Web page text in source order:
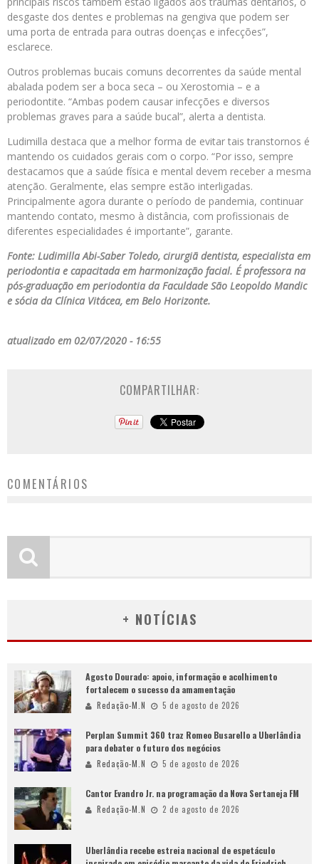
desgaste dos dentes e problemas na gengiva que podem ser
uma porta de entrada para outras doenças e infecções”,
esclarece.
Outros problemas bucais comuns decorrentes da saúde mental
abalada podem ser a boca seca – ou Xerostomia – e a
periodontite. “Ambas podem causar infecções e diversos
problemas graves para a saúde bucal”, alerta a dentista.
Ludimilla destaca que a melhor forma de evitar tais transtornos é
mantendo os cuidados gerais com o corpo. “Por isso, sempre
destacamos que a saúde física e mental devem receber a mesma
atenção. Geralmente, elas sempre estão interligadas.
Principalmente agora durante o período de pandemia, continuar
mantendo contato, mesmo à distância, com profissionais de
diferentes especialidades é importante”, garante.
Fonte: Ludimilla Abi-Saber Toledo, cirurgiã dentista, especialista em
periodontia e capacitada em harmonização facial. É professora na
pós-graduação em periodontia da Faculdade São Leopoldo Mandic
e sócia da Clínica Vitácea, em Belo Horizonte.
atualizado em 02/07/2020 - 16:55
COMPARTILHAR:
COMENTÁRIOS
+ NOTÍCIAS
Agosto Dourado: apoio, informação e acolhimento
fortalecem o sucesso da amamentação
Redação-M.N 5 de agosto de 2026
Perplan Summit 360 traz Romeo Busarello a Uberlândia
para debater o futuro dos negócios
Redação-M.N 5 de agosto de 2026
Cantor Evandro Jr. na programação da Nova Sertaneja FM
Redação-M.N 2 de agosto de 2026
Uberlândia recebe estreia nacional de espetáculo